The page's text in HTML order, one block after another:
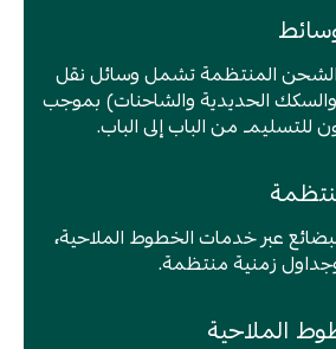
المنتظمة تشمل وسائل نقل
الحديدية والشاحنات) بموجب
من الباب إلى الباب.
عبر خدمات الخطوط الملاحية،
زمنية منتظمة.
الملاحية